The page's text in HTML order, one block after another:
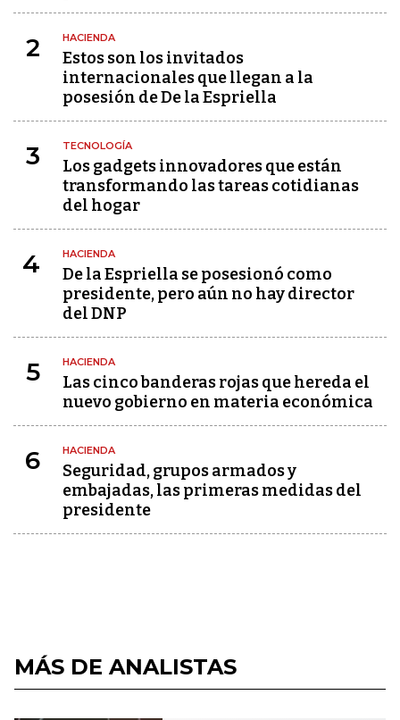
2 HACIENDA
Estos son los invitados
internacionales que llegan a la
posesión de De la Espriella
3 TECNOLOGÍA
Los gadgets innovadores que están
transformando las tareas cotidianas
del hogar
4 HACIENDA
De la Espriella se posesionó como
presidente, pero aún no hay director
del DNP
5 HACIENDA
Las cinco banderas rojas que hereda el
nuevo gobierno en materia económica
6 HACIENDA
Seguridad, grupos armados y
embajadas, las primeras medidas del
presidente
MÁS DE ANALISTAS